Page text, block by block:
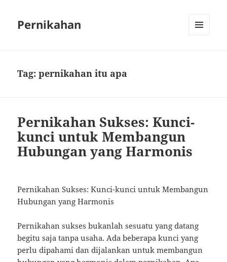
Pernikahan
Tag:pernikahan itu apa
Pernikahan Sukses: Kunci-
kunci untuk Membangun
Hubungan yang Harmonis
Pernikahan Sukses: Kunci-kunci untuk Membangun
Hubungan yang Harmonis
Pernikahan sukses bukanlah sesuatu yang datang
begitu saja tanpa usaha. Ada beberapa kunci yang
perlu dipahami dan dijalankan untuk membangun